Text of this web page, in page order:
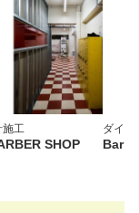
施工
SHOP
ダイニ
Bar